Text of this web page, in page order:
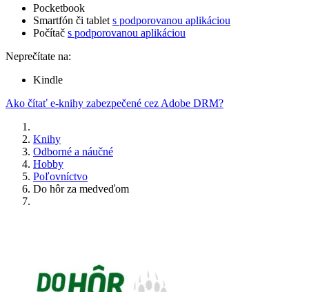
Pocketbook
Smartfón či tablet s podporovanou aplikáciou
Počítač s podporovanou aplikáciou
Neprečítate na:
Kindle
Ako čítať e-knihy zabezpečené cez Adobe DRM?
Knihy
Odborné a náučné
Hobby
Poľovníctvo
Do hôr za medveďom